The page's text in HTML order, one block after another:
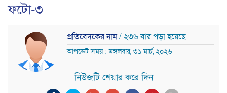
ফটো-৩
প্রতিবেদকের নাম/ ২৩৬ বার পড়া হয়েছে
আপডেট সময় : মঙ্গলবার, ৩১ মার্চ, ২০২৬
নিউজটি শেয়ার করে দিন